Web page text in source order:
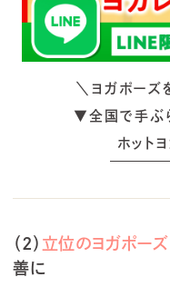
＼ヨガポーズ
▼全国で手ぶ
ホット
（2） 立位のヨガポーズ
善に